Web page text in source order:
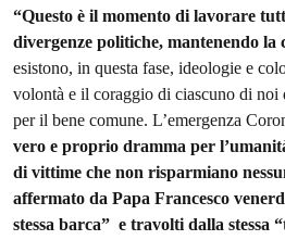
“Questo è il momento di lavorare
divergenze politiche, mantenendo la
esistono, in questa fase, ideologie e
volontà e il coraggio di ciascuno di noi
per il bene comune. L’emergenza
vero e proprio dramma per
di vittime che non risparmiano
affermato da Papa Francesco
stessa barca” e travolti dalla stessa